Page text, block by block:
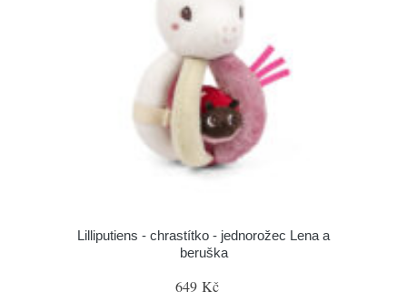
Lilliputiens - chrastítko - jednorožec Lena a
beruška
649 Kč